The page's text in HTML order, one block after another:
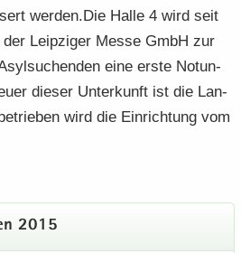
wer­den.Die Halle 4 wird seit
Leip­zi­ger Messe GmbH zur
eine erste Not­un­
die­ser Un­ter­kunft ist die Lan­
wird die Ein­rich­tung vom
2015